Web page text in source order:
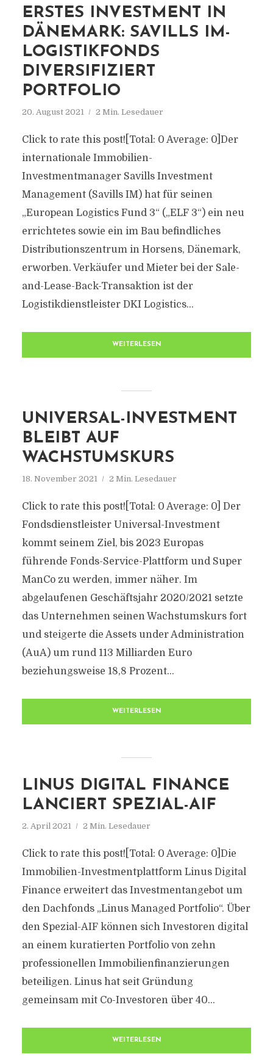
ERSTES INVESTMENT IN
DÄNEMARK: SAVILLS IM-
LOGISTIKFONDS
DIVERSIFIZIERT
PORTFOLIO
20. August 2021 2 Min. Lesedauer
Click to rate this post![Total: 0 Average: 0]Der
internationale Immobilien-
Investmentmanager Savills Investment
Management (Savills IM) hat für seinen
„European Logistics Fund 3“ („ELF 3“) ein neu
errichtetes sowie ein im Bau befindliches
Distributionszentrum in Horsens, Dänemark,
erworben. Verkäufer und Mieter bei der Sale-
and-Lease-Back-Transaktion ist der
Logistikdienstleister DKI Logistics...
WEITERLESEN
UNIVERSAL-INVESTMENT
BLEIBT AUF
WACHSTUMSKURS
18. November 2021 2 Min. Lesedauer
Click to rate this post![Total: 0 Average: 0] Der
Fondsdienstleister Universal-Investment
kommt seinem Ziel, bis 2023 Europas
führende Fonds-Service-Plattform und Super
ManCo zu werden, immer näher. Im
abgelaufenen Geschäftsjahr 2020/2021 setzte
das Unternehmen seinen Wachstumskurs fort
und steigerte die Assets under Administration
(AuA) um rund 113 Milliarden Euro
beziehungsweise 18,8 Prozent...
WEITERLESEN
LINUS DIGITAL FINANCE
LANCIERT SPEZIAL-AIF
2. April 2021 2 Min. Lesedauer
Click to rate this post![Total: 0 Average: 0]Die
Immobilien-Investmentplattform Linus Digital
Finance erweitert das Investmentangebot um
den Dachfonds „Linus Managed Portfolio“. Über
den Spezial-AIF können sich Investoren digital
an einem kuratierten Portfolio von zehn
professionellen Immobilienfinanzierungen
beteiligen. Linus hat seit Gründung
gemeinsam mit Co-Investoren über 40...
WEITERLESEN